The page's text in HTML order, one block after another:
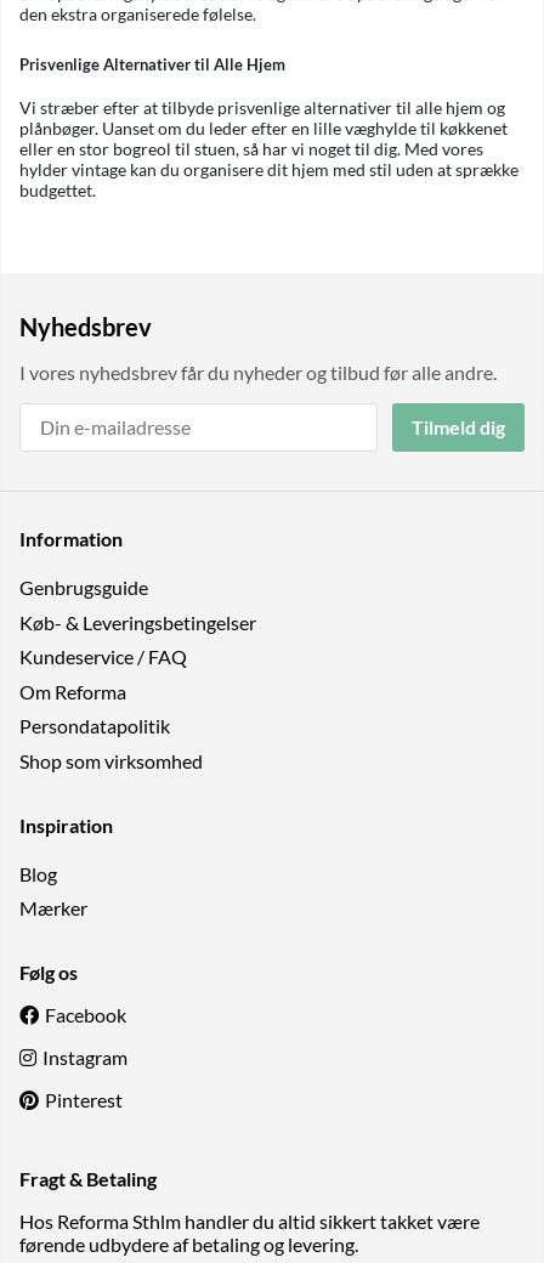
den ekstra organiserede følelse.
Prisvenlige Alternativer til Alle Hjem
Vi stræber efter at tilbyde prisvenlige alternativer til alle hjem og
plånbøger. Uanset om du leder efter en lille væghylde til køkkenet
eller en stor bogreol til stuen, så har vi noget til dig. Med vores
hylder vintage kan du organisere dit hjem med stil uden at sprække
budgettet.
Nyhedsbrev
I vores nyhedsbrev får du nyheder og tilbud før alle andre.
Tilmeld dig
Information
Genbrugs­guide
Køb- & Leveringsbetingelser
Kundeservice / FAQ
Om Reforma
Persondatapolitik
Shop som virksomhed
Inspiration
Blog
Mærker
Følg os
Facebook
Instagram
Pinterest
Fragt & Betaling
Hos Reforma Sthlm handler du altid sikkert takket være
førende udbydere af betaling og levering.